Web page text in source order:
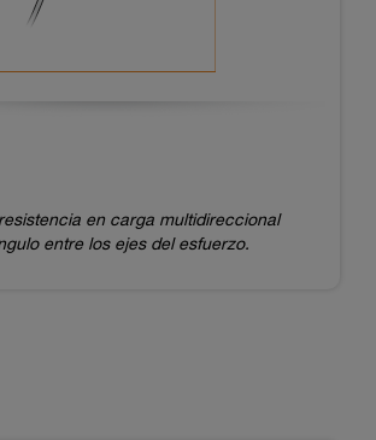
en carga multidireccional
entre los ejes del esfuerzo.